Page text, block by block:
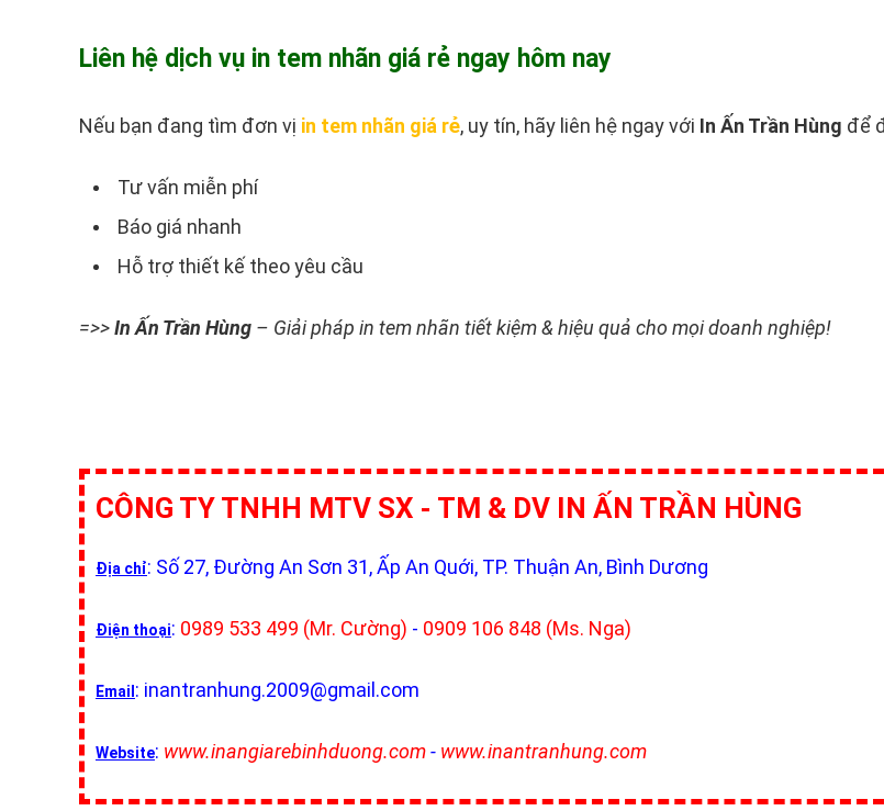
Liên hệ dịch vụ in tem nhãn giá rẻ ngay hôm nay
Nếu bạn đang tìm đơn vị in tem nhãn giá rẻ, uy tín, hãy liên hệ ngay với In Ấn Trần Hùng để
Tư vấn miễn phí
Báo giá nhanh
Hỗ trợ thiết kế theo yêu cầu
=>>In Ấn Trần Hùng – Giải pháp in tem nhãn tiết kiệm & hiệu quả cho mọi doanh nghiệp!
CÔNG TY TNHH MTV SX - TM & DV IN ẤN TRẦN HÙNG
Địa chỉ: Số 27, Đường An Sơn 31, Ấp An Quới, TP. Thuận An, Bình Dương
Điện thoại: 0989 533 499 (Mr. Cường) - 0909 106 848 (Ms. Nga)
Email : inantranhung.2009@gmail.com
Website: www.inangiarebinhduong.com- www.inantranhung.com